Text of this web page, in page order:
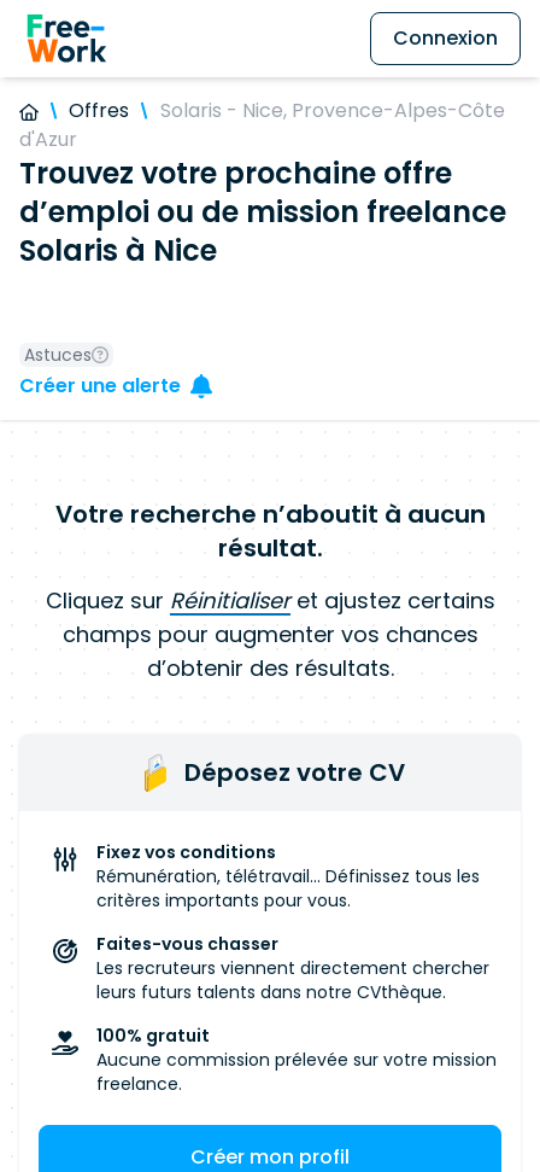
Connexion
Offres
Solaris - Nice, Provence-Alpes-Côte
d'Azur
Trouvez votre prochaine offre
d’emploi ou de mission freelance
Solaris à Nice
Astuces
Créer une alerte
Votre recherche n’aboutit à aucun
résultat.
Cliquez sur Réinitialiseret ajustez certains
champs pour augmenter vos chances
d’obtenir des résultats.
Déposez votre CV
Fixez vos conditions
Rémunération, télétravail... Définissez tous les
critères importants pour vous.
Faites-vous chasser
Les recruteurs viennent directement chercher
leurs futurs talents dans notre CVthèque.
100% gratuit
Aucune commission prélevée sur votre mission
freelance.
Créer mon profil